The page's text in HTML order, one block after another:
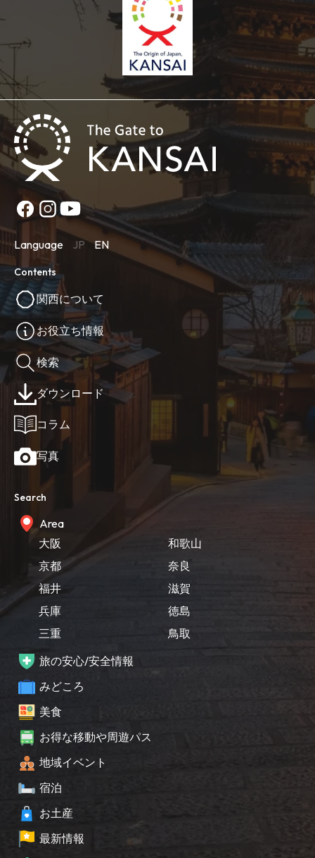
Language JP EN
Contents
関西について
お役立ち情報
検索
ダウンロード
コラム
写真
Search
Area
大阪
京都
福井
兵庫
三重
和歌山
奈良
滋賀
徳島
鳥取
旅の安心/安全情報
みどころ
美食
お得な移動や周遊パス
地域イベント
宿泊
お土産
最新情報